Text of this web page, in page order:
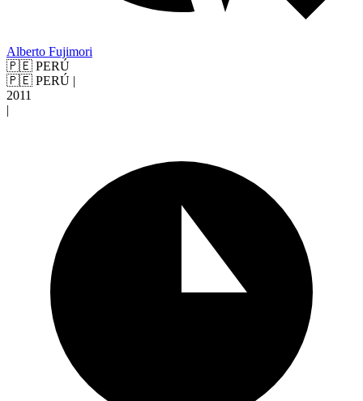
Alberto Fujimori
🇵🇪 PERÚ
🇵🇪 PERÚ |
2011
|